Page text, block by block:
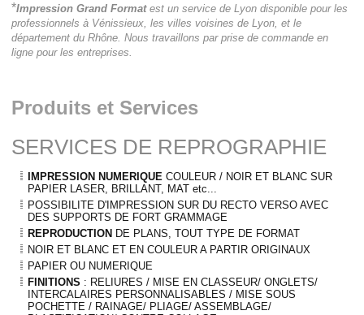
*Impression Grand Formatest un service de Lyon disponible pour les
professionnels à Vénissieux, les villes voisines de Lyon, et le
département du Rhône. Nous travaillons par prise de commande en
ligne pour les entreprises.
Produits et Services
SERVICES DE REPROGRAPHIE
IMPRESSION NUMERIQUE COULEUR / NOIR ET BLANC SUR
PAPIER LASER, BRILLANT, MAT etc...
POSSIBILITE D'IMPRESSION SUR DU RECTO VERSO AVEC
DES SUPPORTS DE FORT GRAMMAGE
REPRODUCTION DE PLANS, TOUT TYPE DE FORMAT
NOIR ET BLANC ET EN COULEUR A PARTIR ORIGINAUX
PAPIER OU NUMERIQUE
FINITIONS : RELIURES / MISE EN CLASSEUR/ ONGLETS/
INTERCALAIRES PERSONNALISABLES / MISE SOUS
POCHETTE / RAINAGE/ PLIAGE/ ASSEMBLAGE/